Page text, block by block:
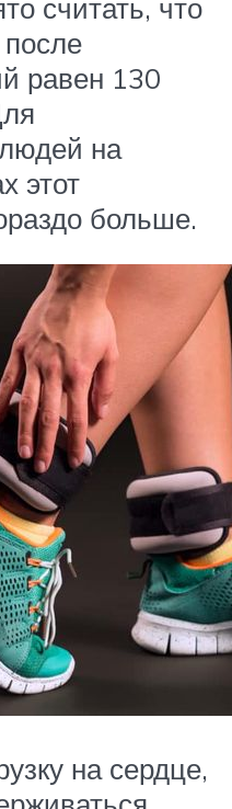
считать, что
равен 130
на
этот
больше.
на сердце,